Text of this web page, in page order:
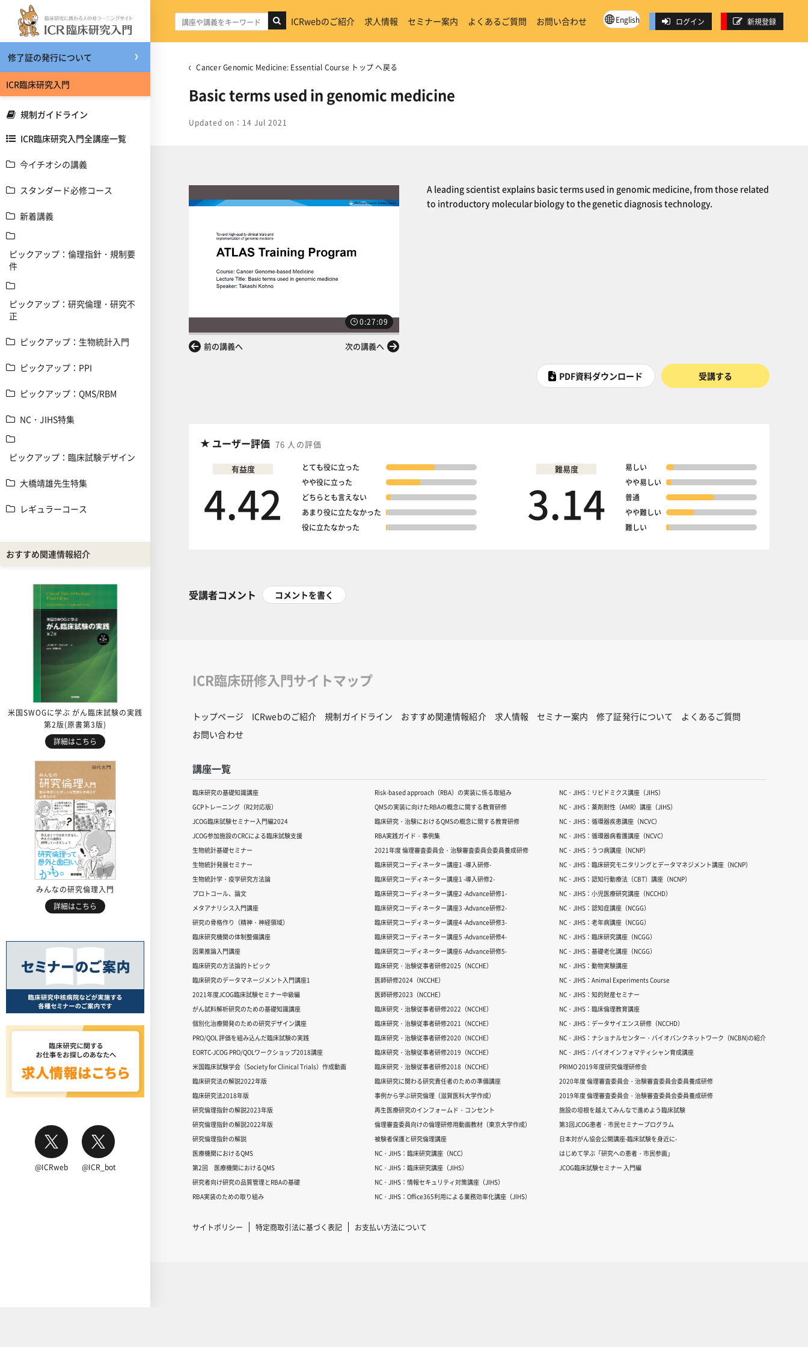
メインコンテンツへスキップする
修了証の発行について
ICR臨床研究入門
規制ガイドライン
ICR臨床研究入門全講座一覧
今イチオシの講義
スタンダード必修コース
新着講義
ピックアップ：倫理指針・規制要
件
ピックアップ：研究倫理・研究不
正
ピックアップ：生物統計入門
ピックアップ：PPI
ピックアップ：QMS/RBM
NC・JIHS特集
ピックアップ：臨床試験デザイン
大橋靖雄先生特集
レギュラーコース
おすすめ関連情報紹介
米国SWOGに学ぶ がん臨床試験の実践
第2版(原書第3版)
詳細はこちら
みんなの研究倫理入門
詳細はこちら
@ICRweb @ICR_bot
ICRwebのご紹介 求人情報 セミナー案内 よくあるご質問 お問い合わせ English ログイン 新規登録
Cancer Genomic Medicine: Essential Course トップ へ戻る
Basic terms used in genomic medicine
Updated on：14 Jul 2021
0:27:09
前の講義へ 次の講義へ
A leading scientist explains basic terms used in genomic medicine, from those related
to introductory molecular biology to the genetic diagnosis technology.
PDF資料ダウンロード 受講する
ユーザー評価 76 人の評価
有益度
4.42
とても役に立った
やや役に立った
どちらとも言えない
あまり役に立たなかった
役に立たなかった
難易度
3.14
易しい
やや易しい
普通
やや難しい
難しい
受講者コメント コメントを書く
ICR臨床研修入門サイトマップ
トップページ ICRwebのご紹介 規制ガイドライン おすすめ関連情報紹介 求人情報 セミナー案内 修了証発行について
よくあるご質問
お問い合わせ
講座一覧
臨床研究の基礎知識講座
GCPトレーニング（R2対応版）
JCOG臨床試験セミナー入門編2024
JCOG参加施設のCRCによる臨床試験支援
生物統計基礎セミナー
生物統計発展セミナー
生物統計学・疫学研究方法論
プロトコール、論文
メタアナリシス入門講座
研究の骨格作り（精神・神経領域）
臨床研究機関の体制整備講座
因果推論入門講座
臨床研究の方法論的トピック
臨床研究のデータマネージメント入門講座1
2021年度JCOG臨床試験セミナー中級編
がん試料解析研究のための基礎知識講座
個別化治療開発のための研究デザイン講座
PRO/QOL 評価を組み込んだ臨床試験の実践
EORTC-JCOG PRO/QOLワークショップ2018講座
米国臨床試験学会（Society for Clinical Trials）作成動画
臨床研究法の解説2022年版
臨床研究法2018年版
研究倫理指針の解説2023年版
研究倫理指針の解説2022年版
研究倫理指針の解説
医療機関におけるQMS
第2回 医療機関におけるQMS
研究者向け研究の品質管理とRBAの基礎
RBA実装のための取り組み
Risk-based approach（RBA）の実装に係る取組み
QMSの実装に向けたRBAの概念に関する教育研修
臨床研究・治験におけるQMSの概念に関する教育研修
RBA実践ガイド・事例集
2021年度 倫理審査委員会・治験審査委員会委員養成研修
臨床研究コーディネーター講座1 -導入研修-
臨床研究コーディネーター講座1 -導入研修2-
臨床研究コーディネーター講座2 -Advance研修1-
臨床研究コーディネーター講座3 -Advance研修2-
臨床研究コーディネーター講座4 -Advance研修3-
臨床研究コーディネーター講座5 -Advance研修4-
臨床研究コーディネーター講座6 -Advance研修5-
臨床研究・治験従事者研修2025（NCCHE）
医師研修2024（NCCHE）
医師研修2023（NCCHE）
臨床研究・治験従事者研修2022（NCCHE）
臨床研究・治験従事者研修2021（NCCHE）
臨床研究・治験従事者研修2020（NCCHE）
臨床研究・治験従事者研修2019（NCCHE）
臨床研究・治験従事者研修2018（NCCHE）
臨床研究に関わる研究責任者のための準備講座
事例から学ぶ研究倫理（滋賀医科大学作成）
再生医療研究のインフォームド・コンセント
倫理審査委員向けの倫理研修用動画教材（東京大学作成）
被験者保護と研究倫理講座
NC・JIHS：臨床研究講座（NCC）
NC・JIHS：臨床研究講座（JIHS）
NC・JIHS：情報セキュリティ対策講座（JIHS）
NC・JIHS：Office365利用による業務効率化講座（JIHS）
NC・JIHS：リピドミクス講座（JIHS）
NC・JIHS：薬剤耐性（AMR）講座（JIHS）
NC・JIHS：循環器疾患講座（NCVC）
NC・JIHS：循環器病看護講座（NCVC）
NC・JIHS：うつ病講座（NCNP）
NC・JIHS：臨床研究モニタリングとデータマネジメント講座（NCNP）
NC・JIHS：認知行動療法（CBT）講座（NCNP）
NC・JIHS：小児医療研究講座（NCCHD）
NC・JIHS：認知症講座（NCGG）
NC・JIHS：老年病講座（NCGG）
NC・JIHS：臨床研究講座（NCGG）
NC・JIHS：基礎老化講座（NCGG）
NC・JIHS：動物実験講座
NC・JIHS：Animal Experiments Course
NC・JIHS：知的財産セミナー
NC・JIHS：臨床倫理教育講座
NC・JIHS：データサイエンス研修（NCCHD）
NC・JIHS：ナショナルセンター・バイオバンクネットワーク（NCBN)の紹介
NC・JIHS：バイオインフォマティシャン育成講座
PRIMO 2019年度研究倫理研修会
2020年度 倫理審査委員会・治験審査委員会委員養成研修
2019年度 倫理審査委員会・治験審査委員会委員養成研修
施設の垣根を越えてみんなで進めよう臨床試験
第3回JCOG患者・市民セミナープログラム
日本対がん協会公開講座-臨床試験を身近に-
はじめて学ぶ「研究への患者・市民参画」
JCOG臨床試験セミナー 入門編
サイトポリシー 特定商取引法に基づく表記 お支払い方法について